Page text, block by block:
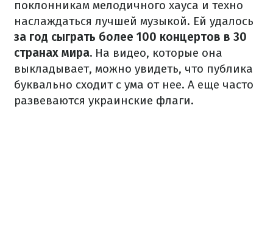
поклонникам мелодичного хауса и техно
наслаждаться лучшей музыкой. Ей удалось
за год сыграть более 100 концертов в 30
странах мира. На видео, которые она
выкладывает, можно увидеть, что публика
буквально сходит с ума от нее. А еще часто
развеваются украинские флаги.